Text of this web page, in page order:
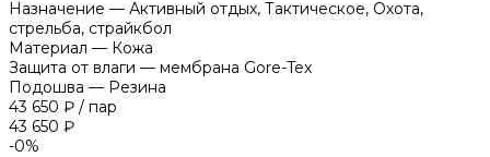
Назначение — Активный отдых, Тактическое, Охота,
стрельба, страйкбол
Материал — Кожа
Защита от влаги — мембрана Gore-Tex
Подошва — Резина
43 650 ₽ / пар
43 650 ₽
-0%